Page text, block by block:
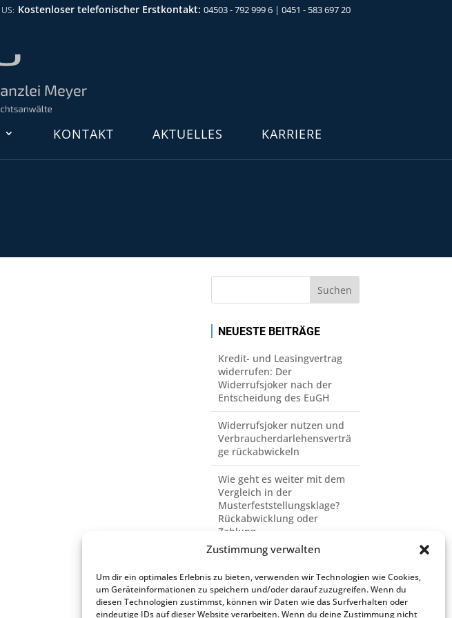
Zustimmung verwalten
Um dir ein optimales Erlebnis zu bieten, verwenden wir Technologien wie Cookies,
um Geräteinformationen zu speichern und/oder darauf zuzugreifen. Wenn du
diesen Technologien zustimmst, können wir Daten wie das Surfverhalten oder
eindeutige IDs auf dieser Website verarbeiten. Wenn du deine Zustimmung nicht
Kostenloser telefonischer Erstkontakt: 04503 - 792 999 6| 0451 - 583 697 20
KONTAKT AKTUELLES KARRIERE
NEUESTE BEITRÄGE
Kredit- und Leasingvertrag
widerrufen: Der
Widerrufsjoker nach der
Entscheidung des EuGH
Widerrufsjoker nutzen und
Verbraucherdarlehensverträ
ge rückabwickeln
Wie geht es weiter mit dem
Vergleich in der
Musterfeststellungsklage?
Rückabwicklung oder
Zahlung.
Rechtsreferendar m/w/d in
der
Anwaltsstation/Wahlstation